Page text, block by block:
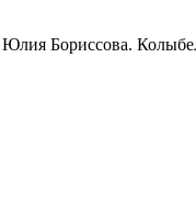
Юлия Бориссова.